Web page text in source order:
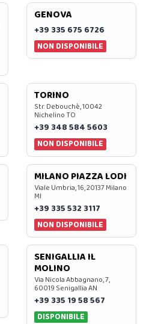
GENOVA
+39 335 675 6726
NON DISPONIBILE
TORINO
Str. Debouchè, 10042
Nichelino TO
+39 348 584 5603
NON DISPONIBILE
MILANO PIAZZA LODI
Viale Umbria, 16, 20137 Milano
MI
+39 335 532 3117
NON DISPONIBILE
SENIGALLIA IL
MOLINO
Via Nicola Abbagnano, 7,
60019 Senigallia AN
+39 335 19 58 567
DISPONIBILE